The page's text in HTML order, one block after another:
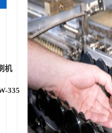
机
335